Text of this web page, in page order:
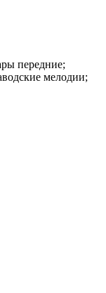
передние;
мелодии;